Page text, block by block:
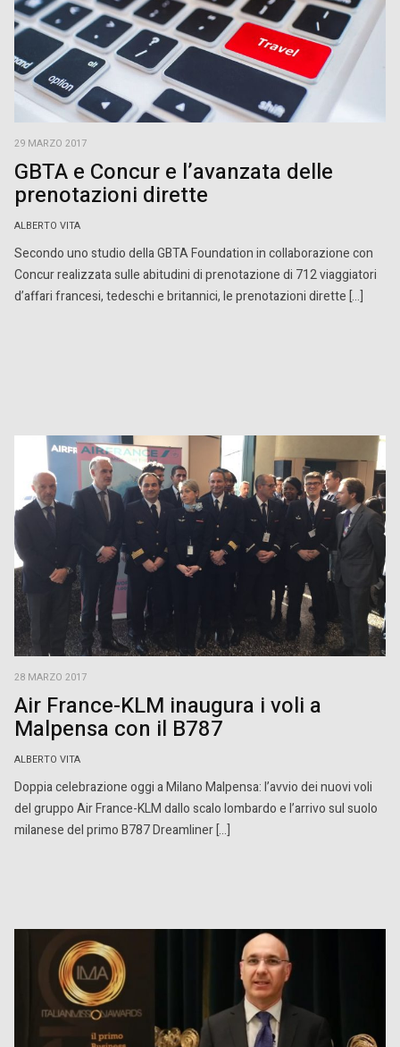
29 MARZO 2017
GBTA e Concur e l’avanzata delle
prenotazioni dirette
ALBERTO VITA
Secondo uno studio della GBTA Foundation in collaborazione con
Concur realizzata sulle abitudini di prenotazione di 712 viaggiatori
d’affari francesi, tedeschi e britannici, le prenotazioni dirette […]
28 MARZO 2017
Air France-KLM inaugura i voli a
Malpensa con il B787
ALBERTO VITA
Doppia celebrazione oggi a Milano Malpensa: l’avvio dei nuovi voli
del gruppo Air France-KLM dallo scalo lombardo e l’arrivo sul suolo
milanese del primo B787 Dreamliner […]